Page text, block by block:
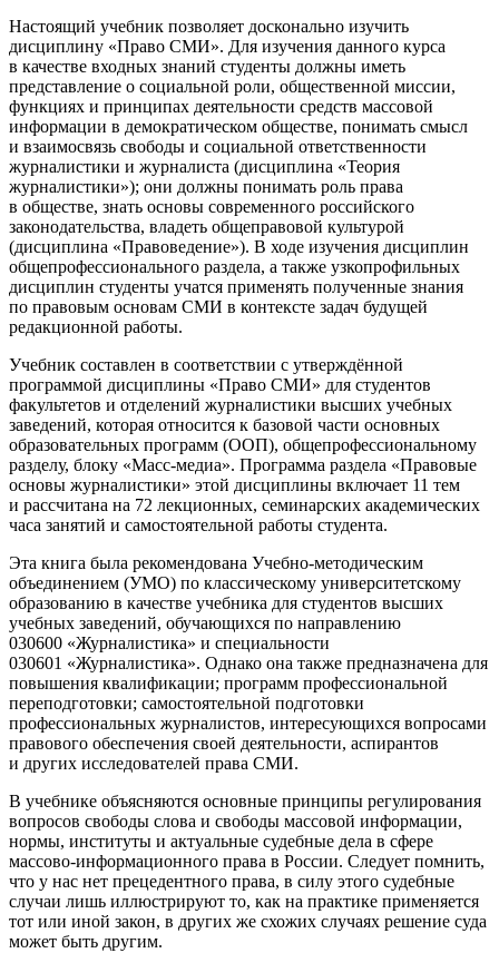
Настоящий учебник позволяет досконально изучить
дисциплину «Право СМИ». Для изучения данного курса
в качестве входных знаний студенты должны иметь
представление о социальной роли, общественной миссии,
функциях и принципах деятельности средств массовой
информации в демократическом обществе, понимать смысл
и взаимосвязь свободы и социальной ответственности
журналистики и журналиста (дисциплина «Теория
журналистики»); они должны понимать роль права
в обществе, знать основы современного российского
законодательства, владеть общеправовой культурой
(дисциплина «Правоведение»). В ходе изучения дисциплин
общепрофессионального раздела, а также узкопрофильных
дисциплин студенты учатся применять полученные знания
по правовым основам СМИ в контексте задач будущей
редакционной работы.
Учебник составлен в соответствии с утверждённой
программой дисциплины «Право СМИ» для студентов
факультетов и отделений журналистики высших учебных
заведений, которая относится к базовой части основных
образовательных программ (ООП), общепрофессиональному
разделу, блоку «Масс-медиа». Программа раздела «Правовые
основы журналистики» этой дисциплины включает 11 тем
и рассчитана на 72 лекционных, семинарских академических
часа занятий и самостоятельной работы студента.
Эта книга была рекомендована Учебно-методическим
объединением (УМО) по классическому университетскому
образованию в качестве учебника для студентов высших
учебных заведений, обучающихся по направлению
030600 «Журналистика» и специальности
030601 «Журналистика». Однако она также предназначена для
повышения квалификации; программ профессиональной
переподготовки; самостоятельной подготовки
профессиональных журналистов, интересующихся вопросами
правового обеспечения своей деятельности, аспирантов
и других исследователей права СМИ.
В учебнике объясняются основные принципы регулирования
вопросов свободы слова и свободы массовой информации,
нормы, институты и актуальные судебные дела в сфере
массово-информационного права в России. Следует помнить,
что у нас нет прецедентного права, в силу этого судебные
случаи лишь иллюстрируют то, как на практике применяется
тот или иной закон, в других же схожих случаях решение суда
может быть другим.